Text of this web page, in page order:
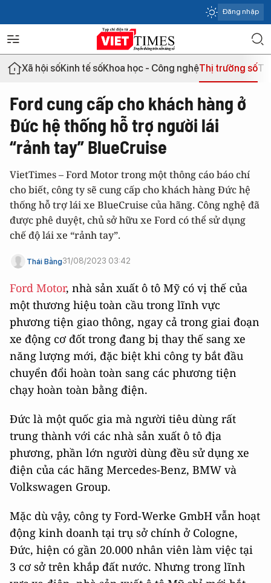
Đăng nhập
Xã hội sốKinh tế sốKhoa học - Công nghệThị trường số
Ford cung cấp cho khách hàng ở
Đức hệ thống hỗ trợ người lái
“rảnh tay” BlueCruise
VietTimes – Ford Motor trong một thông cáo báo chí
cho biết, công ty sẽ cung cấp cho khách hàng Đức hệ
thống hỗ trợ lái xe BlueCruise của hãng. Công nghệ đã
được phê duyệt, chủ sở hữu xe Ford có thể sử dụng
chế độ lái xe “rảnh tay”.
Thái Bằng31/08/2023 03:42
Ford Motor, nhà sản xuất ô tô Mỹ có vị thế của
một thương hiệu toàn cầu trong lĩnh vực
phương tiện giao thông, ngay cả trong giai đoạn
xe động cơ đốt trong đang bị thay thế sang xe
năng lượng mới, đặc biệt khi công ty bắt đầu
chuyển đổi hoàn toàn sang các phương tiện
chạy hoàn toàn bằng điện.
Đức là một quốc gia mà người tiêu dùng rất
trung thành với các nhà sản xuất ô tô địa
phương, phần lớn người dùng đều sử dụng xe
điện của các hãng Mercedes-Benz, BMW và
Volkswagen Group.
Mặc dù vậy, công ty Ford-Werke GmbH vẫn hoạt
động kinh doanh tại trụ sở chính ở Cologne,
Đức, hiện có gần 20.000 nhân viên làm việc tại
3 cơ sở trên khắp đất nước. Nhưng trong lĩnh